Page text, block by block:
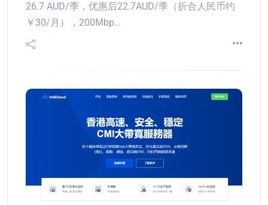
26.7 AUD/季，优惠后22.7AUD/季（折合人民币约
￥30/月），200Mbp…